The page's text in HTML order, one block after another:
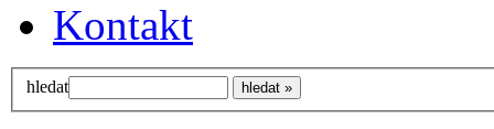
Kontakt
hledat